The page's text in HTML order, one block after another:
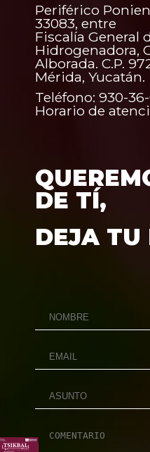
Periférico
33083, entre
Fiscalía General
Hidrogenadora,
Alborada. C.P.
Mérida, Yucatán.
Teléfono: 930-
Horario de
DE TÍ,
DEJA TU